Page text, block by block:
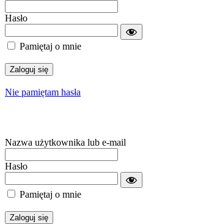
Hasło
Pamiętaj o mnie
Nie pamiętam hasła
Nazwa użytkownika lub e-mail
Hasło
Pamiętaj o mnie